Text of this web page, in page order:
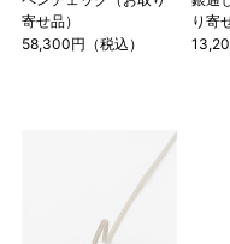
寄せ品）
58,300円（税込）
り寄